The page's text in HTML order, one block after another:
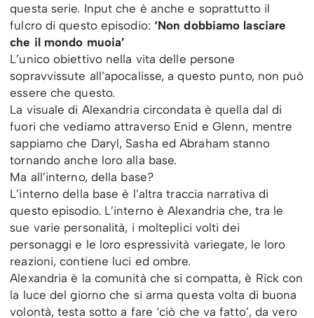
questa serie. Input che è anche e soprattutto il
fulcro di questo episodio: ‘Non dobbiamo lasciare
che il mondo muoia’
L’unico obiettivo nella vita delle persone
sopravvissute all’apocalisse, a questo punto, non può
essere che questo.
La visuale di Alexandria circondata è quella dal di
fuori che vediamo attraverso Enid e Glenn, mentre
sappiamo che Daryl, Sasha ed Abraham stanno
tornando anche loro alla base.
Ma all’interno, della base?
L’interno della base è l’altra traccia narrativa di
questo episodio. L’interno è Alexandria che, tra le
sue varie personalità, i molteplici volti dei
personaggi e le loro espressività variegate, le loro
reazioni, contiene luci ed ombre.
Alexandria è la comunità che si compatta, è Rick con
la luce del giorno che si arma questa volta di buona
volontà, testa sotto a fare ‘ciò che va fatto’, da vero